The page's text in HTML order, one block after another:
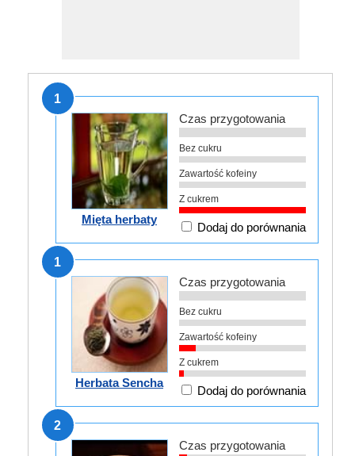
1
Mięta herbaty
Czas przygotowania
Bez cukru
Zawartość kofeiny
Z cukrem
Dodaj do porównania
1
Herbata Sencha
Czas przygotowania
Bez cukru
Zawartość kofeiny
Z cukrem
Dodaj do porównania
2
Czas przygotowania